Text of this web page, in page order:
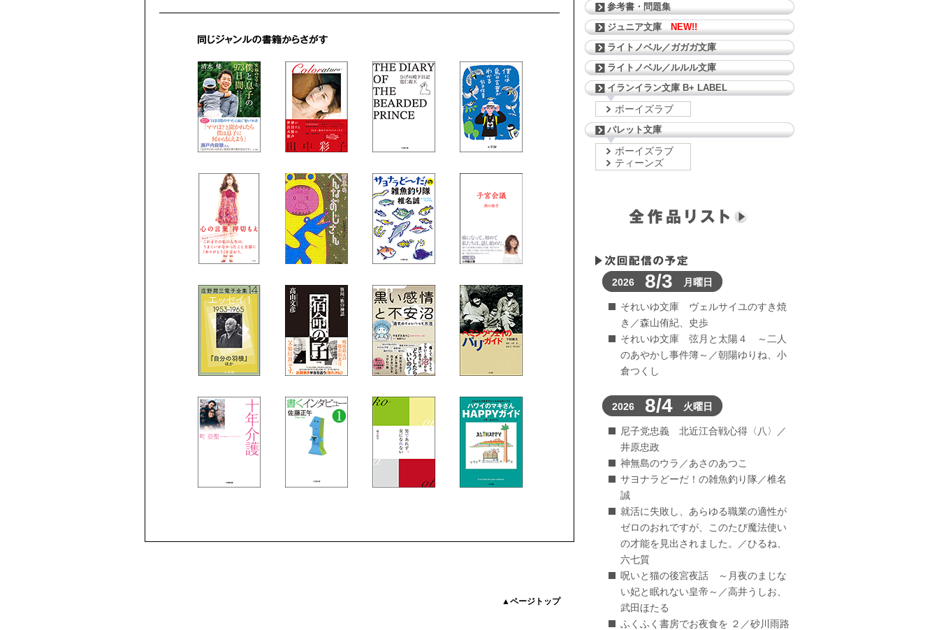
▲ページトップ
参考書・問題集
ジュニア文庫
NEW!!
ライトノベル／ガガガ文庫
ライトノベル／ルルル文庫
イランイラン文庫 B+ LABEL
ボーイズラブ
パレット文庫
ボーイズラブ
ティーンズ
2026 8/3 月曜日
それいゆ文庫 ヴェルサイユのすき焼
き／森山侑紀、史歩
それいゆ文庫 弦月と太陽４ ～二人
のあやかし事件簿～／朝陽ゆりね、小
倉つくし
2026 8/4 火曜日
尼子党忠義 北近江合戦心得〈八〉／
井原忠政
神無島のウラ／あさのあつこ
サヨナラどーだ！の雑魚釣り隊／椎名
誠
就活に失敗し、あらゆる職業の適性が
ゼロのおれですが、このたび魔法使い
の才能を見出されました。／ひるね、
六七質
呪いと猫の後宮夜話 ～月夜のまじな
い妃と眠れない皇帝～／高井うしお、
武田ほたる
ふくふく書房でお夜食を ２／砂川雨路